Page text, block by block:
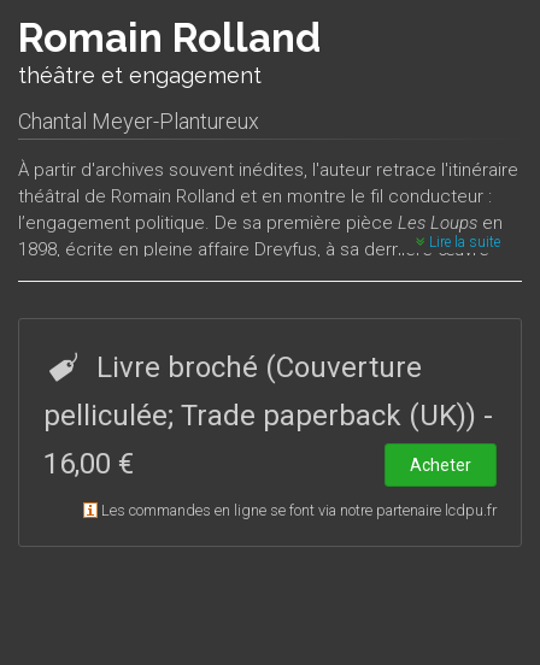
Romain Rolland
théâtre et engagement
Chantal Meyer-Plantureux
À partir d'archives souvent inédites, l'auteur retrace l'itinéraire
théâtral de Romain Rolland et en montre le fil conducteur :
l’engagement politique. De sa première pièce Les Loups en
1898, écrite en pleine affaire Dreyfus, à sa dernière œuvre
Robespierrerédigée en 1939 et qui précise en filigrane sa
liens avec les metteurs en scène – Lugné-Poe, Gémier,
Louise Lara, entre autres –, avec les amis – Jean-Richard
Bloch, Maurice Pottecher, Stefan Zweig – complètent le
portrait du Romain Rolland dramaturge.
Lire la suite
Livre broché (Couverture
pelliculée; Trade paperback (UK)) -
16,00 €
Acheter
Les commandes en ligne se font via notre partenaire lcdpu.fr